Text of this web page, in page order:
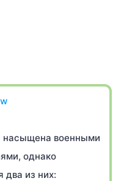
насыщена военными
однако
два из них: